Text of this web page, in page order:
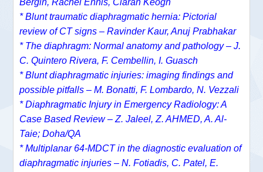
Bergin,Rachel Ennis, Ciaran Keogh
* Blunt traumatic diaphragmatic hernia: Pictorial
review of CT signs – Ravinder Kaur, Anuj Prabhakar
* The diaphragm: Normal anatomy and pathology – J.
C. Quintero Rivera, F. Cembellin, I. Guasch
* Blunt diaphragmatic injuries: imaging findings and
possible pitfalls – M. Bonatti, F. Lombardo, N. Vezzali
* Diaphragmatic Injury in Emergency Radiology: A
Case Based Review – Z. Jaleel, Z. AHMED, A. Al-
Taie; Doha/QA
* Multiplanar 64-MDCT in the diagnostic evaluation of
diaphragmatic injuries – N. Fotiadis, C. Patel, E.